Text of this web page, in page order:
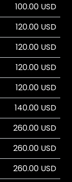
100.00 USD
120.00 USD
120.00 USD
120.00 USD
120.00 USD
140.00 USD
260.00 USD
260.00 USD
260.00 USD